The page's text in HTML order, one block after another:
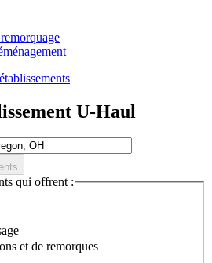
U-Haul
qui offrent :
et de remorques